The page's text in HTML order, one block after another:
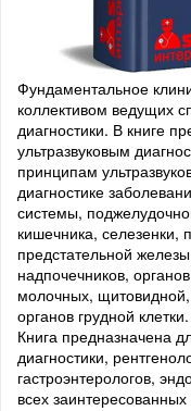
Фундаментальное
коллективом ведущих
диагностики. В книге
ультразвуковым
принципам
диагностике
системы,
кишечника, селезенки,
предстательной
надпочечников,
молочных,
органов грудной клетки.
Книга предназначена
диагностики,
гастроэнтерологов,
всех